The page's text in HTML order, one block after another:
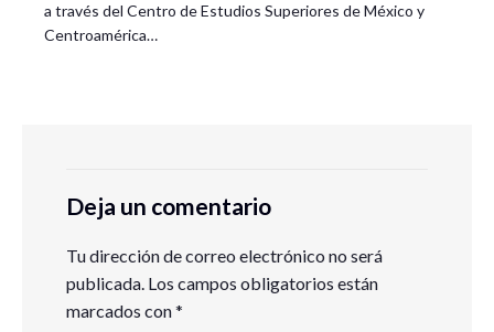
a través del Centro de Estudios Superiores de México y
Centroamérica…
Deja un comentario
Tu dirección de correo electrónico no será
publicada. Los campos obligatorios están
marcados con*